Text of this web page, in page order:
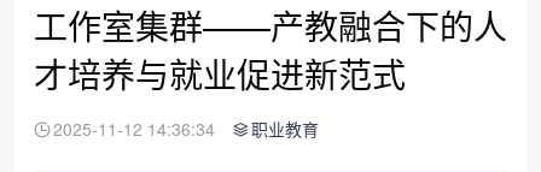
工作室集群——产教融合下的人
才培养与就业促进新范式
2025-11-12 14:36:34 职业教育